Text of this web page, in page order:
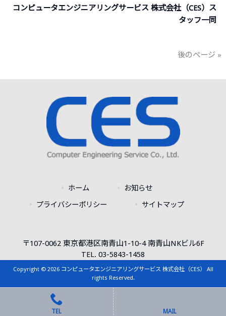
コンピュータエンジニアリングサービス 株式会社（CES）ス
タッフ一同
後のページ »
ホーム お知らせ
プライバシーポリシー サイトマップ
〒107-0062 東京都港区南青山1-10-4 南青山NKビル6F
TEL. 03-5843-1458
Copyright © 2026 コンピュータエンジニアリングサービス 株式会社（CES） All
rights Reserved.
TEL MAIL